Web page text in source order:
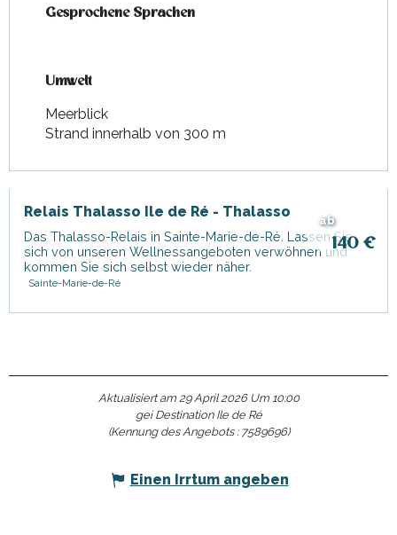
Gesprochene Sprachen
Gesprochene Sprachen
Umwelt
Umwelt
Meerblick
Strand innerhalb von 300 m
ab
140 €
Relais Thalasso Ile de Ré - Thalasso
Das Thalasso-Relais in Sainte-Marie-de-Ré. Lassen Sie
sich von unseren Wellnessangeboten verwöhnen und
kommen Sie sich selbst wieder näher.
Sainte-Marie-de-Ré
Aktualisiert am 29 April 2026 Um 10:00
gei Destination Ile de Ré
(Kennung des Angebots : 7589696)
Einen Irrtum angeben